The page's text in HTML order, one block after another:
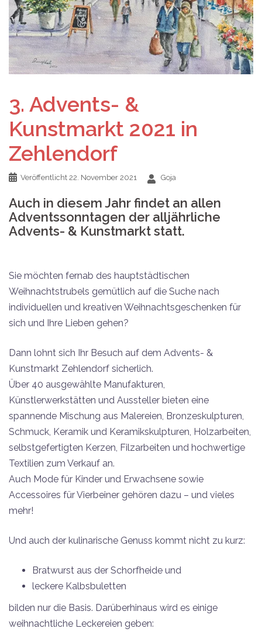
3. Advents- &
Kunstmarkt 2021 in
Zehlendorf
Veröffentlicht 22. November 2021 Goja
Auch in diesem Jahr findet an allen
Adventssonntagen der alljährliche
Advents- & Kunstmarkt statt.
Sie möchten fernab des hauptstädtischen
Weihnachtstrubels gemütlich auf die Suche nach
individuellen und kreativen Weihnachtsgeschenken für
sich und Ihre Lieben gehen?
Dann lohnt sich Ihr Besuch auf dem Advents- &
Kunstmarkt Zehlendorf sicherlich.
Über 40 ausgewählte Manufakturen,
Künstlerwerkstätten und Aussteller bieten eine
spannende Mischung aus Malereien, Bronzeskulpturen,
Schmuck, Keramik und Keramikskulpturen, Holzarbeiten,
selbstgefertigten Kerzen, Filzarbeiten und hochwertige
Textilien zum Verkauf an.
Auch Mode für Kinder und Erwachsene sowie
Accessoires für Vierbeiner gehören dazu – und vieles
mehr!
Und auch der kulinarische Genuss kommt nicht zu kurz:
Bratwurst aus der Schorfheide und
leckere Kalbsbuletten
bilden nur die Basis. Darüberhinaus wird es einige
weihnachtliche Leckereien geben: